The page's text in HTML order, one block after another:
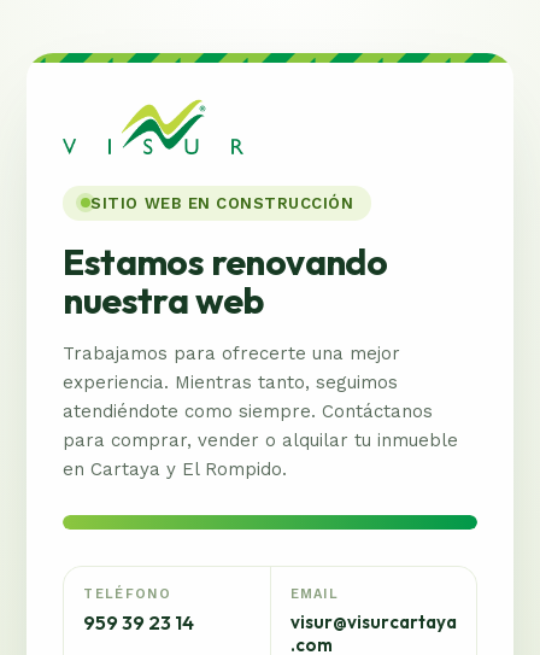
SITIO WEB EN CONSTRUCCIÓN
Estamos renovando
nuestra web
Trabajamos para ofrecerte una mejor
experiencia. Mientras tanto, seguimos
atendiéndote como siempre. Contáctanos
para comprar, vender o alquilar tu inmueble
en Cartaya y El Rompido.
TELÉFONO
959 39 23 14
EMAIL
visur@visurcartaya
.com